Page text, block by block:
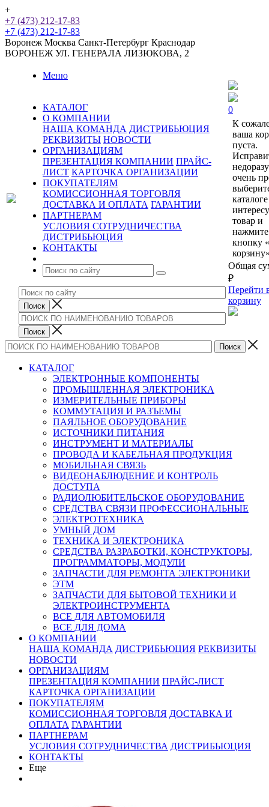
+
+7 (473) 212-17-83
+7 (473) 212-17-83
Воронеж Москва Санкт-Петербург Краснодар
ВОРОНЕЖ УЛ. ГЕНЕРАЛА ЛИЗЮКОВА, 2
Меню
КАТАЛОГ
О КОМПАНИИ
НАША КОМАНДА ДИСТРИБЬЮЦИЯ
РЕКВИЗИТЫ НОВОСТИ
ОРГАНИЗАЦИЯМ
ПРЕЗЕНТАЦИЯ КОМПАНИИ ПРАЙС-
ЛИСТ КАРТОЧКА ОРГАНИЗАЦИИ
ПОКУПАТЕЛЯМ
КОМИССИОННАЯ ТОРГОВЛЯ
ДОСТАВКА И ОПЛАТА ГАРАНТИИ
ПАРТНЕРАМ
УСЛОВИЯ СОТРУДНИЧЕСТВА
ДИСТРИБЬЮЦИЯ
КОНТАКТЫ
0
К
ваша
пуста.
очень
каталоге
товар и
нажмите
кнопку
Общая
₽
Перейти
корзину
КАТАЛОГ
ЭЛЕКТРОННЫЕ КОМПОНЕНТЫ
ПРОМЫШЛЕННАЯ ЭЛЕКТРОНИКА
ИЗМЕРИТЕЛЬНЫЕ ПРИБОРЫ
КОММУТАЦИЯ И РАЗЪЕМЫ
ПАЯЛЬНОЕ ОБОРУДОВАНИЕ
ИСТОЧНИКИ ПИТАНИЯ
ИНСТРУМЕНТ И МАТЕРИАЛЫ
ПРОВОДА И КАБЕЛЬНАЯ ПРОДУКЦИЯ
МОБИЛЬНАЯ СВЯЗЬ
ВИДЕОНАБЛЮДЕНИЕ И КОНТРОЛЬ
ДОСТУПА
РАДИОЛЮБИТЕЛЬСКОЕ ОБОРУДОВАНИЕ
СРЕДСТВА СВЯЗИ ПРОФЕССИОНАЛЬНЫЕ
ЭЛЕКТРОТЕХНИКА
УМНЫЙ ДОМ
ТЕХНИКА И ЭЛЕКТРОНИКА
СРЕДСТВА РАЗРАБОТКИ, КОНСТРУКТОРЫ,
ПРОГРАММАТОРЫ, МОДУЛИ
ЗАПЧАСТИ ДЛЯ РЕМОНТА ЭЛЕКТРОНИКИ
ЭТМ
ЗАПЧАСТИ ДЛЯ БЫТОВОЙ ТЕХНИКИ И
ЭЛЕКТРОИНСТРУМЕНТА
ВСЕ ДЛЯ АВТОМОБИЛЯ
ВСЕ ДЛЯ ДОМА
О КОМПАНИИ
НАША КОМАНДА ДИСТРИБЬЮЦИЯ РЕКВИЗИТЫ
НОВОСТИ
ОРГАНИЗАЦИЯМ
ПРЕЗЕНТАЦИЯ КОМПАНИИ ПРАЙС-ЛИСТ
КАРТОЧКА ОРГАНИЗАЦИИ
ПОКУПАТЕЛЯМ
КОМИССИОННАЯ ТОРГОВЛЯ ДОСТАВКА И
ОПЛАТА ГАРАНТИИ
ПАРТНЕРАМ
УСЛОВИЯ СОТРУДНИЧЕСТВА ДИСТРИБЬЮЦИЯ
КОНТАКТЫ
Еще